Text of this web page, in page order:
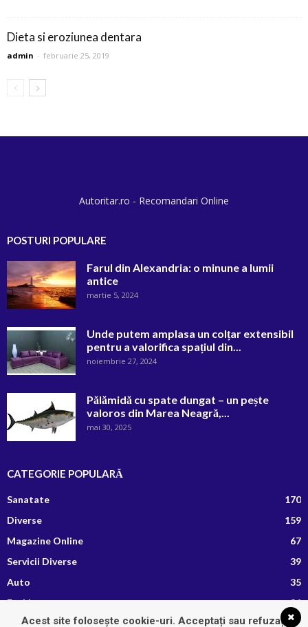
Dieta si eroziunea dentara
admin - februarie 25, 2019
Autoritar.ro - Recomandari Online
POSTURI POPULARE
Farul din Alexandria: o minune a lumii
antice
martie 5, 2024
Unde putem amplasa un colțar extensibil
pentru a valorifica spațiul din...
noiembrie 27, 2024
Pălămidă cu spate dungat – un pește
valoros din Marea Neagră,...
mai 30, 2025
CATEGORIE POPULARĂ
Sanatate
170
Diverse
159
Magazine Online
67
Servicii Diverse
39
Auto
35
Fashion
26
Afaceri si Finante
13
Acest site folosește cookie-uri. Acceptați sau refuzați